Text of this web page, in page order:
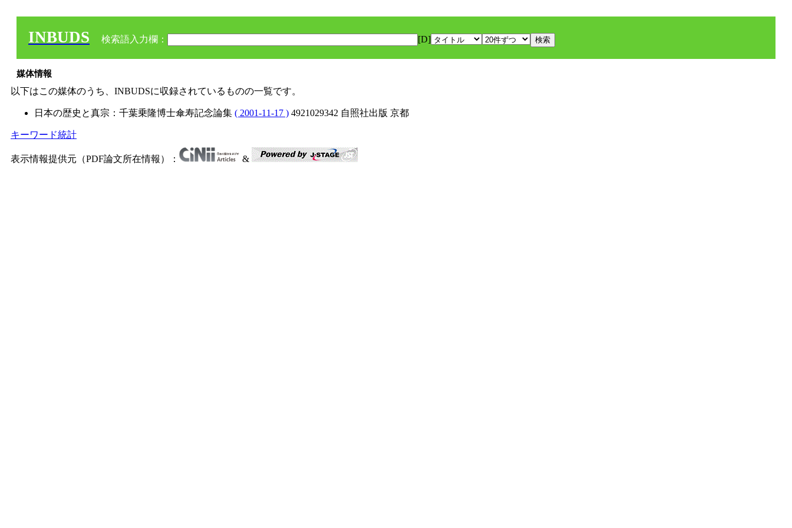
INBUDS 検索語入力欄： [D]
媒体情報
以下はこの媒体のうち、INBUDSに収録されているものの一覧です。
日本の歴史と真宗：千葉乗隆博士傘寿記念論集 ( 2001-11-17 ) 4921029342 自照社出版 京都
キーワード統計
表示情報提供元（PDF論文所在情報）： &